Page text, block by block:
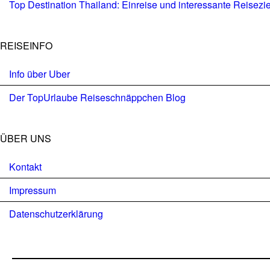
Top Destination Thailand: Einreise und interessante
REISEINFO
Info über Uber
Der TopUrlaube Reiseschnäppchen Blog
ÜBER UNS
Kontakt
Impressum
Datenschutzerklärung